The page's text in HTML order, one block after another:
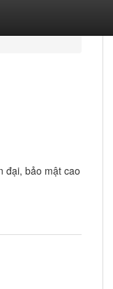
đại, bảo mật cao